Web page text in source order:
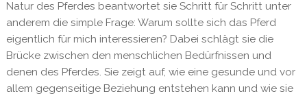
Natur des Pferdes beantwortet sie Schritt für Schritt unter
anderem die simple Frage: Warum sollte sich das Pferd
eigentlich für mich interessieren? Dabei schlägt sie die
Brücke zwischen den menschlichen Bedürfnissen und
denen des Pferdes. Sie zeigt auf, wie eine gesunde und vor
allem gegenseitige Beziehung entstehen kann und wie sie